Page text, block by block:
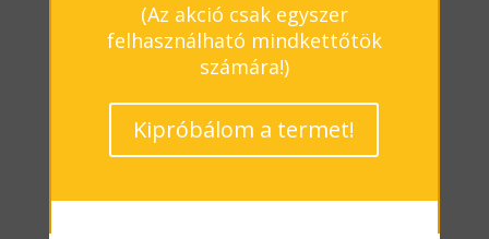
(Az akció csak egyszer
felhasználható mindkettőtök
számára!)
Kipróbálom a termet!